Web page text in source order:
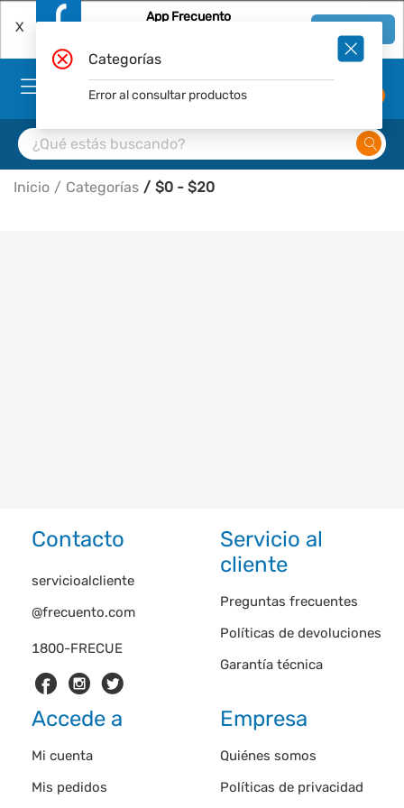
X
App Frecuento
Inicio Categorías $0 - $20
Contacto
1800-FRECUE
servicioalcliente
@frecuento.com
Servicio al
cliente
Preguntas frecuentes
Políticas de devoluciones
Garantía técnica
Accede a
Mi cuenta
Mis pedidos
Empresa
Quiénes somos
Políticas de privacidad
Categorías
Error al consultar productos